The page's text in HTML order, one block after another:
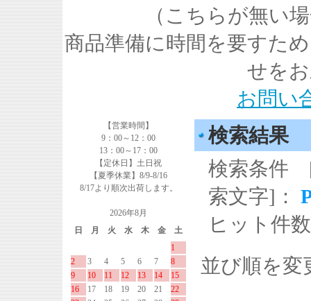
（こちらが無い
商品準備に時間を要すた
せを
お問い
【営業時間】
9：00～12：00
13：00～17：00
【定休日】土日祝
【夏季休業】8/9-8/16
8/17より順次出荷します。
2026年8月
日
月 火 水 木 金
土
1
2
3 4 5 6 7
8
9
10 11 12 13 14
15
16
17 18 19 20 21
22
検索結果
検索条件
索文字]：
ヒット件
並び順を変